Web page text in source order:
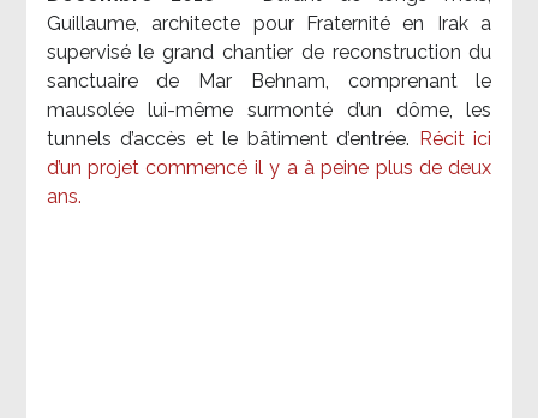
Guillaume, architecte pour Fraternité en Irak a
supervisé le grand chantier de reconstruction du
sanctuaire de Mar Behnam, comprenant le
mausolée lui-même surmonté d’un dôme, les
tunnels d’accès et le bâtiment d’entrée. Récit ici
d’un projet commencé il y a à peine plus de deux
ans.